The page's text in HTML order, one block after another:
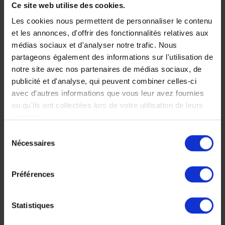
Ce site web utilise des cookies.
Les cookies nous permettent de personnaliser le contenu
et les annonces, d'offrir des fonctionnalités relatives aux
médias sociaux et d'analyser notre trafic. Nous
partageons également des informations sur l'utilisation de
notre site avec nos partenaires de médias sociaux, de
publicité et d'analyse, qui peuvent combiner celles-ci
avec d'autres informations que vous leur avez fournies
ou qu'ils ont collectées lors de votre utilisation de leurs
Nécessaires
Préférences
Statistiques
en Afrique, comme nous
les aimons !
9 jours, à partir de 4
600 €
Voyage Tanzanie
Circuit Safari
950 €
Voyage Tanzanie
Nos incontournables
Safaris en
Voyage safari
en Tanzanie et
séjour balnéaire